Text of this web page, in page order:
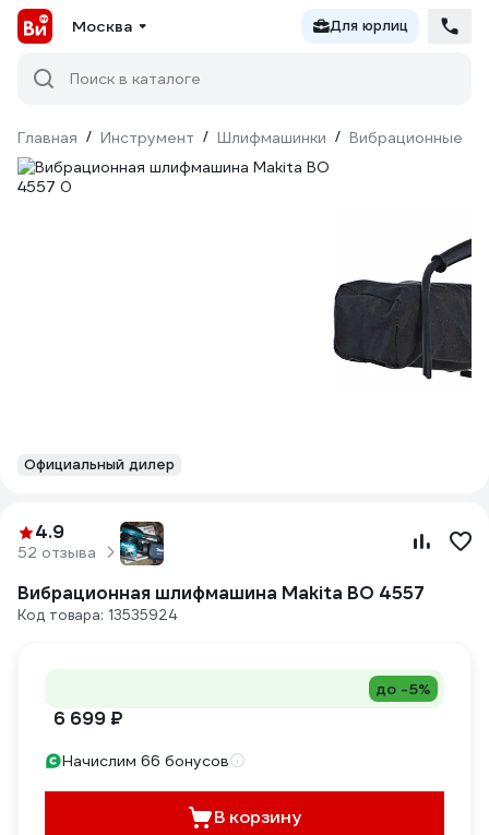
Москва Для юрлиц
Поиск в каталоге
Главная / Инструмент / Шлифмашинки / Вибрационные
Официальный дилер
4.9
52 отзыва
Вибрационная шлифмашина Makita BO 4557
Код товара: 13535924
до -5%
6 699 ₽
Начислим 66 бонусов
В корзину